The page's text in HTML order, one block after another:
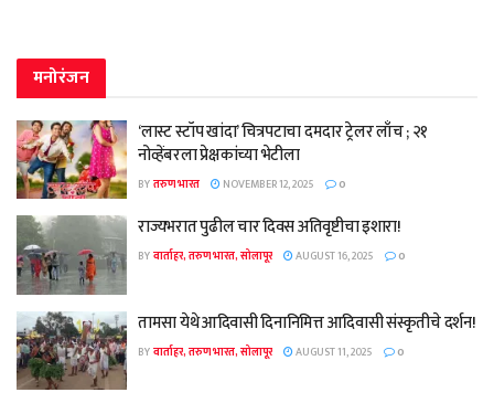
मनोरंजन
‘लास्ट स्टॉप खांदा’ चित्रपटाचा दमदार ट्रेलर लाँच ; २१
नोव्हेंबरला प्रेक्षकांच्या भेटीला
BYतरुण भारत NOVEMBER 12, 2025 0
राज्यभरात पुढील चार दिवस अतिवृष्टीचा इशारा!
BYवार्ताहर, तरुण भारत, सोलापूर AUGUST 16, 2025 0
तामसा येथे आदिवासी दिनानिमित्त आदिवासी संस्कृतीचे दर्शन!
BYवार्ताहर, तरुण भारत, सोलापूर AUGUST 11, 2025 0